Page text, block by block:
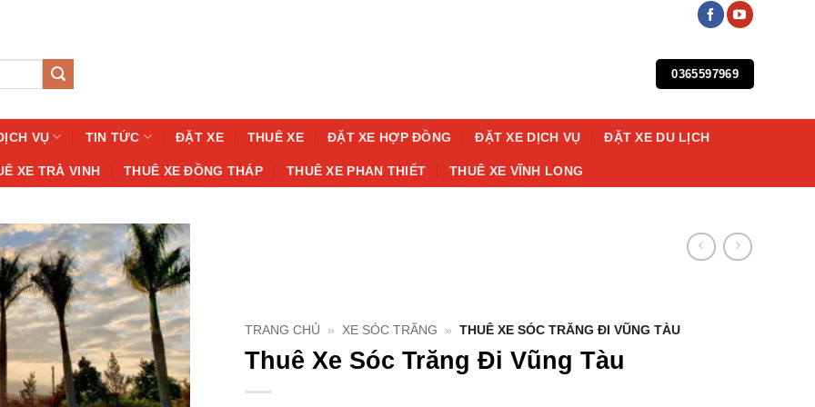
0365597969
VỤ TIN TỨC ĐẶT XE THUÊ XE ĐẶT XE HỢP ĐỒNG ĐẶT XE DỊCH VỤ ĐẶT XE DU LỊCH
XE TRÀ VINH THUÊ XE ĐỒNG THÁP THUÊ XE PHAN THIẾT THUÊ XE VĨNH LONG
TRANG CHỦ » XE SÓC TRĂNG » THUÊ XE SÓC TRĂNG ĐI VŨNG TÀU
Thuê Xe Sóc Trăng Đi Vũng Tàu